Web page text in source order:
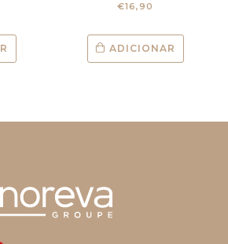
€16,90
ADICIONAR